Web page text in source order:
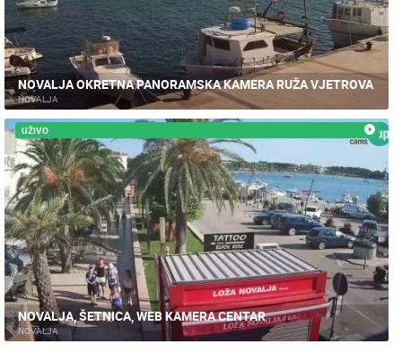
NOVALJA OKRETNA PANORAMSKA KAMERA RUŽA VJETROVA
NOVALJA
UŽIVO
NOVALJA, ŠETNICA, WEB KAMERA CENTAR
NOVALJA